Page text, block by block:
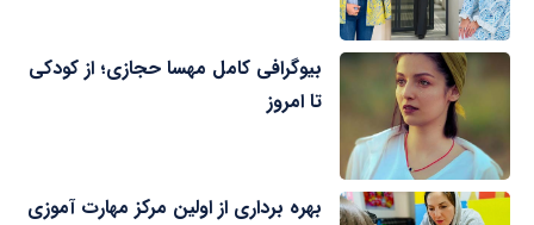
بیوگرافی کامل مهسا حجازی؛ از کودکی
تا امروز
بهره برداری از اولین مرکز مهارت آموزی